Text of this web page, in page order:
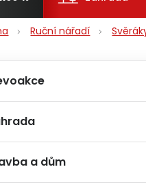
Ruční nářadí
panel
a dům